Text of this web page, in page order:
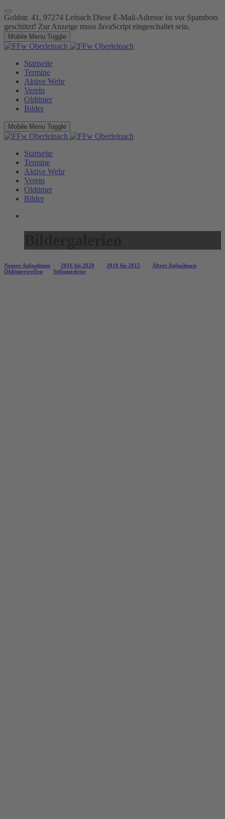
Goldstr. 41, 97274 Leinach Diese E-Mail-Adresse ist vor Spambots
geschützt! Zur Anzeige muss JavaScript eingeschaltet sein.
Mobile Menu Toggle
Startseite
Termine
Aktive Wehr
Verein
Oldtimer
Bilder
Mobile Menu Toggle
Startseite
Termine
Aktive Wehr
Verein
Oldtimer
Bilder
Neuere Aufnahmen 2016 bis 2020 2010 bis 2015
Ältere Aufnahmen
Oldtimertreffen
Stiftungsfeste